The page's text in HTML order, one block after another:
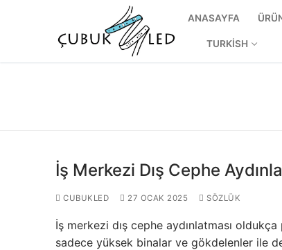
ANASAYFA
TURKISH
ANASAYFA
İş Merkezi Dış Cephe
CUBUKLED 27 OCAK 2025 SÖZLÜK
İş merkezi dış cephe aydınlatması
sadece yüksek binalar ve gökdelenler ile